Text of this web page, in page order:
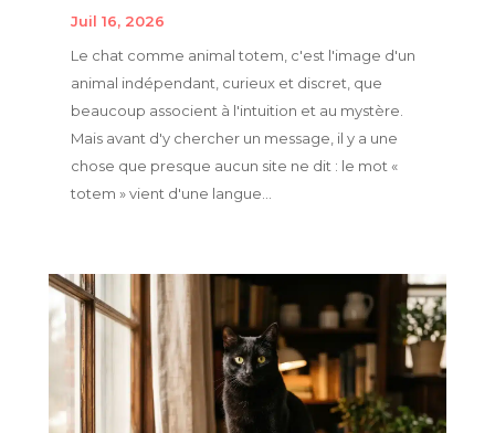
Juil 16, 2026
Le chat comme animal totem, c'est l'image d'un
animal indépendant, curieux et discret, que
beaucoup associent à l'intuition et au mystère.
Mais avant d'y chercher un message, il y a une
chose que presque aucun site ne dit : le mot «
totem » vient d'une langue...